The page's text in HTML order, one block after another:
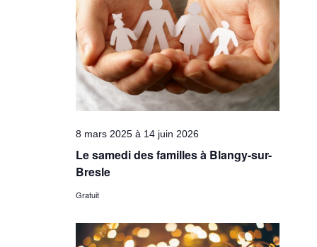
8 mars 2025 à 14 juin 2026
Le samedi des familles à Blangy-sur-
Bresle
Gratuit